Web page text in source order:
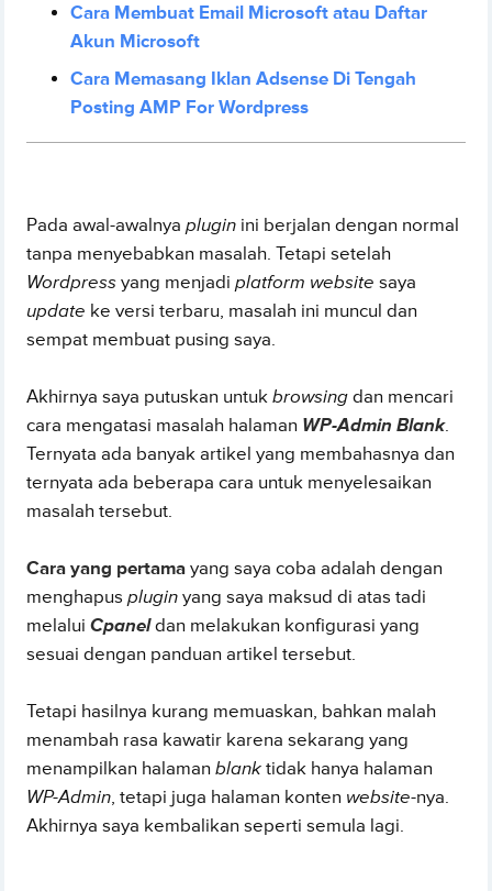
Cara Membuat Email Microsoft atau Daftar
Akun Microsoft
Cara Memasang Iklan Adsense Di Tengah
Posting AMP For Wordpress
Pada awal-awalnyaplugin ini berjalan dengan normal
tanpa menyebabkan masalah. Tetapi setelah
Wordpressyang menjadiplatform websitesaya
update ke versi terbaru, masalah ini muncul dan
sempat membuat pusing saya.
Akhirnya saya putuskan untukbrowsingdan mencari
cara mengatasi masalah halaman WP-Admin Blank.
Ternyata ada banyak artikel yang membahasnya dan
ternyata ada beberapa cara untuk menyelesaikan
masalah tersebut.
Cara yang pertamayang saya coba adalah dengan
menghapuspluginyang saya maksud di atas tadi
melaluiCpaneldan melakukan konfigurasi yang
sesuai dengan panduan artikel tersebut.
Tetapi hasilnya kurang memuaskan, bahkan malah
menambah rasa kawatir karena sekarang yang
menampilkan halamanblanktidak hanya halaman
WP-Admin, tetapi juga halaman konten website-nya.
Akhirnya saya kembalikan seperti semula lagi.